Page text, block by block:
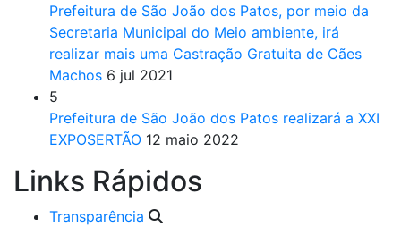
Prefeitura de São João dos Patos, por meio da
Secretaria Municipal do Meio ambiente, irá
realizar mais uma Castração Gratuita de Cães
Machos 6 jul 2021
5
Prefeitura de São João dos Patos realizará a XXI
EXPOSERTÃO 12 maio 2022
Links Rápidos
Transparência